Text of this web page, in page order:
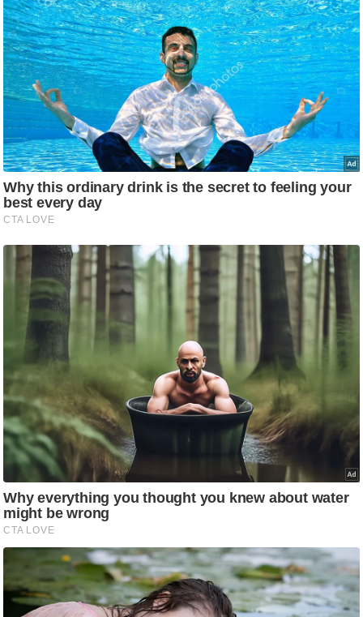
फि
ल्म
स
मी
क्षा
r
e
a
k
i
g
N
w
ला
फ
स्टा
इ
टे
क्नॉ
लॉ
ब्यू
टी